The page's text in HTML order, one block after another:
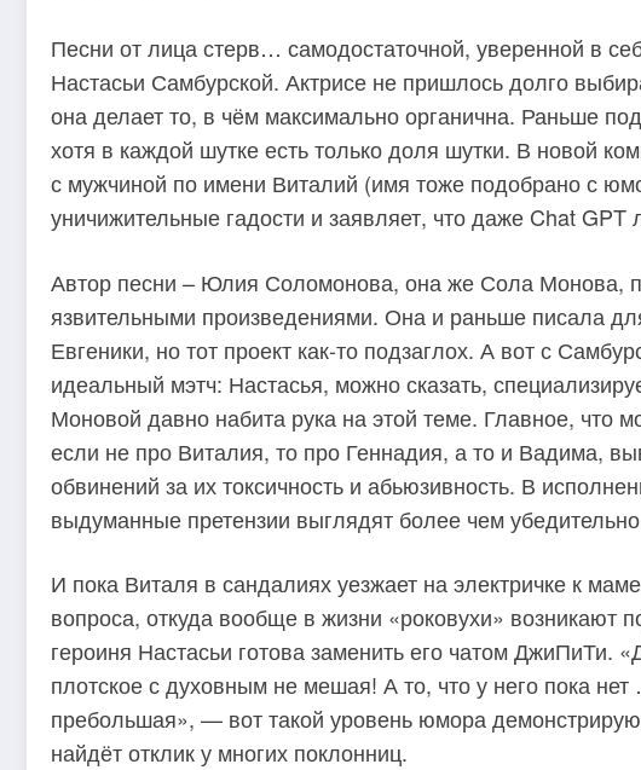
Песни от лица стерв… самодостаточной, уверенной в
Настасьи Самбурской. Актрисе не пришлось долго
она делает то, в чём максимально органична. Раньше
хотя в каждой шутке есть только доля шутки. В новой
с мужчиной по имени Виталий (имя тоже подобрано с
уничижительные гадости и заявляет, что даже Chat GPT
Автор песни – Юлия Соломонова, она же Сола Монова,
язвительными произведениями. Она и раньше писала
Евгеники, но тот проект как-то подзаглох. А вот с
идеальный мэтч: Настасья, можно сказать,
Моновой давно набита рука на этой теме. Главное, что
если не про Виталия, то про Геннадия, а то и Вадима,
обвинений за их токсичность и абьюзивность. В
выдуманные претензии выглядят более чем
И пока Виталя в сандалиях уезжает на электричке к
вопроса, откуда вообще в жизни «роковухи» возникают
героиня Настасьи готова заменить его чатом ДжиПиТи.
плотское с духовным не мешая! А то, что у него пока
пребольшая», — вот такой уровень юмора
найдёт отклик у многих поклонниц.